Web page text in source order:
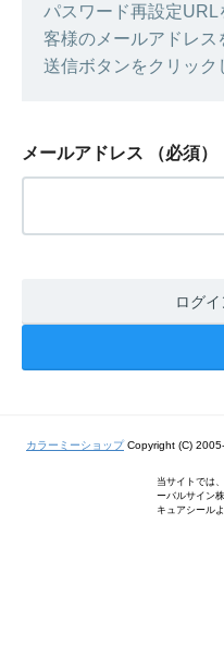
パスワード再設定
客様のメールアドレス
送信ボタンをクリック
メールアドレス （必須）
ログ
カラーミーショップCopyright (C)
当サイトでは
ーバルサイン
キュアシール